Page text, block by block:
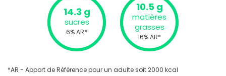
14.3 g
sucres
6% AR*
10.5 g
matières
grasses
16% AR*
*AR - Apport de Référence pour un adulte soit 2000 kcal